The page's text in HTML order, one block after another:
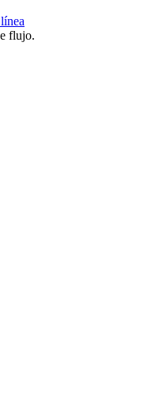
flujo.